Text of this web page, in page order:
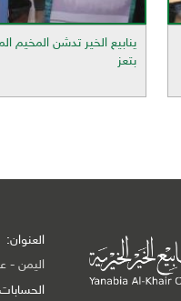
ينابيع الخير تدشن المخيم
بتعز
العنوان:
اليمن -